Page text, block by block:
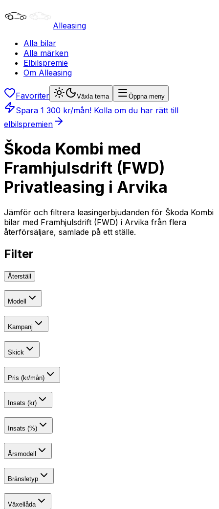
Alleasing
Alla bilar
Alla märken
Elbilspremie
Om Alleasing
Favoriter Växla tema Öppna meny
Spara 1 300 kr/mån! Kolla om du har rätt till
elbilspremien
Škoda Kombi med
Framhjulsdrift (FWD)
Privatleasing i Arvika
Jämför och filtrera leasingerbjudanden för Škoda Kombi
bilar med Framhjulsdrift (FWD) i Arvika från flera
återförsäljare, samlade på ett ställe.
Filter
Återställ
Modell
Kampanj
Skick
Pris (kr/mån)
Insats (kr)
Insats (%)
Årsmodell
Bränsletyp
Växellåda